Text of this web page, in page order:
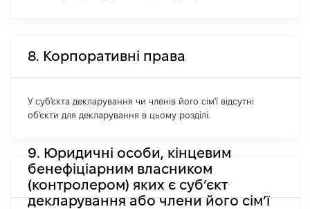
8. Корпоративні права
У суб'єкта декларування чи членів його сім'ї відсутні
об'єкти для декларування в цьому розділі.
9. Юридичні особи, кінцевим
бенефіціарним власником
(контролером) яких є суб’єкт
декларування або члени його сім’ї